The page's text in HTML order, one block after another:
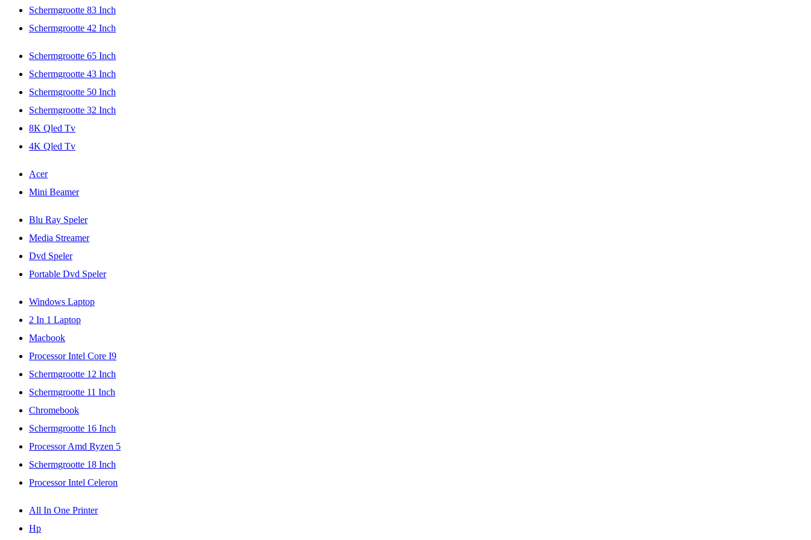
Schermgrootte 83 Inch
Schermgrootte 42 Inch
Schermgrootte 65 Inch
Schermgrootte 43 Inch
Schermgrootte 50 Inch
Schermgrootte 32 Inch
8K Qled Tv
4K Qled Tv
Acer
Mini Beamer
Blu Ray Speler
Media Streamer
Dvd Speler
Portable Dvd Speler
Windows Laptop
2 In 1 Laptop
Macbook
Processor Intel Core I9
Schermgrootte 12 Inch
Schermgrootte 11 Inch
Chromebook
Schermgrootte 16 Inch
Processor Amd Ryzen 5
Schermgrootte 18 Inch
Processor Intel Celeron
All In One Printer
Hp